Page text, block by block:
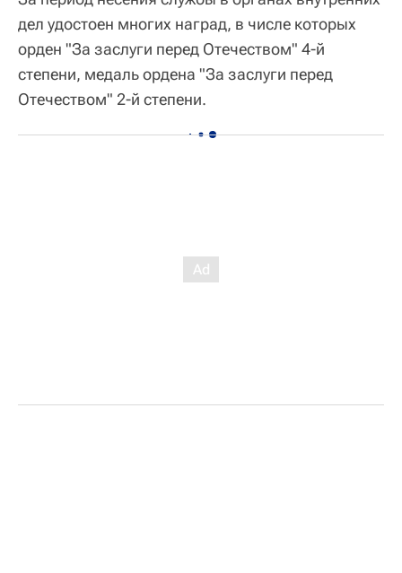
дел удостоен многих наград, в числе которых
орден "За заслуги перед Отечеством" 4-й
степени, медаль ордена "За заслуги перед
Отечеством" 2-й степени.